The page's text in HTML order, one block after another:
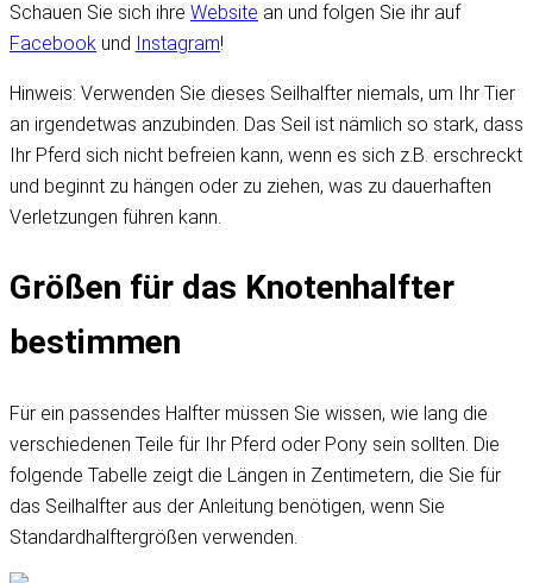
Schauen Sie sich ihre Website an und folgen Sie ihr auf
Facebook und Instagram!
Hinweis: Verwenden Sie dieses Seilhalfter niemals, um Ihr Tier
an irgendetwas anzubinden. Das Seil ist nämlich so stark, dass
Ihr Pferd sich nicht befreien kann, wenn es sich z.B. erschreckt
und beginnt zu hängen oder zu ziehen, was zu dauerhaften
Verletzungen führen kann.
Größen für das Knotenhalfter
bestimmen
Für ein passendes Halfter müssen Sie wissen, wie lang die
verschiedenen Teile für Ihr Pferd oder Pony sein sollten. Die
folgende Tabelle zeigt die Längen in Zentimetern, die Sie für
das Seilhalfter aus der Anleitung benötigen, wenn Sie
Standardhalftergrößen verwenden.